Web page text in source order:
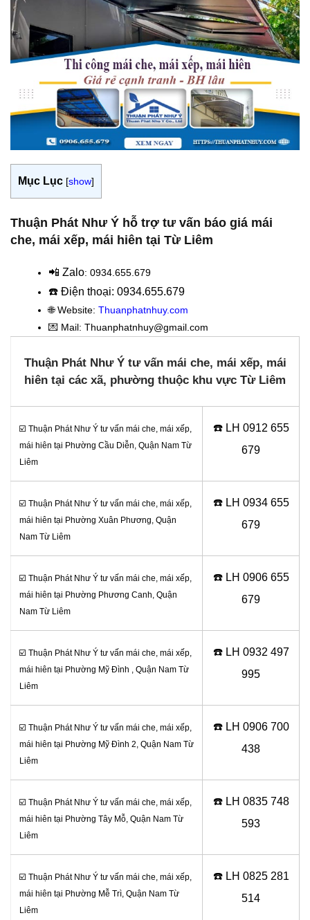
Mục Lục [show]
Thuận Phát Như Ý hỗ trợ tư vấn báo giá mái
che, mái xếp, mái hiên tại Từ Liêm
📲 Zalo: 0934.655.679
☎️ Điện thoại: 0934.655.679
🌐 Website: Thuanphatnhuy.com
💌 Mail: Thuanphatnhuy@gmail.com
Thuận Phát Như Ý tư vấn mái che, mái xếp, mái
hiên tại các xã, phường thuộc khu vực Từ Liêm
☑️ Thuận Phát Như Ý tư vấn mái che, mái xếp,
mái hiên tại Phường Cầu Diễn, Quận Nam Từ
Liêm
☎️ LH 0912 655
679
☑️ Thuận Phát Như Ý tư vấn mái che, mái xếp,
mái hiên tại Phường Xuân Phương, Quận
Nam Từ Liêm
☎️ LH 0934 655
679
☑️ Thuận Phát Như Ý tư vấn mái che, mái xếp,
mái hiên tại Phường Phương Canh, Quận
Nam Từ Liêm
☎️ LH 0906 655
679
☑️ Thuận Phát Như Ý tư vấn mái che, mái xếp,
mái hiên tại Phường Mỹ Đình , Quận Nam Từ
Liêm
☎️ LH 0932 497
995
☑️ Thuận Phát Như Ý tư vấn mái che, mái xếp,
mái hiên tại Phường Mỹ Đình 2, Quận Nam Từ
Liêm
☎️ LH 0906700
438
☑️ Thuận Phát Như Ý tư vấn mái che, mái xếp,
mái hiên tại Phường Tây Mỗ, Quận Nam Từ
Liêm
☎️ LH 0835 748
593
☑️ Thuận Phát Như Ý tư vấn mái che, mái xếp,
mái hiên tại Phường Mễ Trì, Quận Nam Từ
Liêm
☎️ LH 0825 281
514